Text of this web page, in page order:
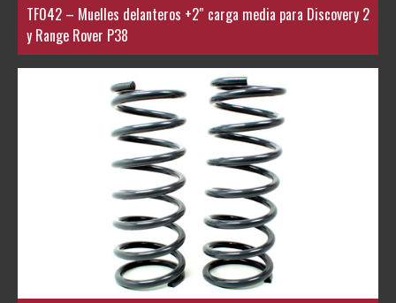
TF042 – Muelles delanteros +2″ carga media para Discovery 2
y Range Rover P38